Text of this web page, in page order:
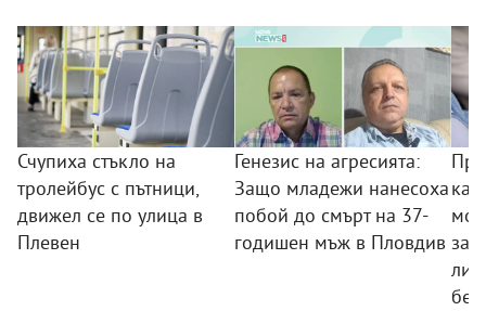
Счупиха стъкло на
тролейбус с пътници,
движел се по улица в
Плевен
Генезис на агресията:
Защо младежи нанесоха
побой до смърт на 37-
годишен мъж в Пловдив
ли